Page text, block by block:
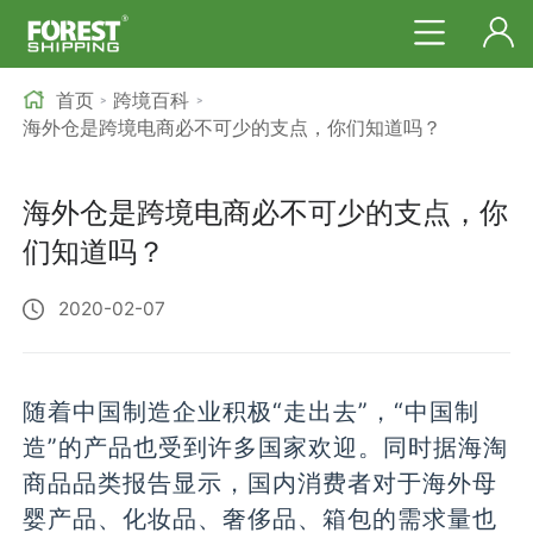
首页 > 跨境百科 >
海外仓是跨境电商必不可少的支点，你们知道吗？
海外仓是跨境电商必不可少的支点，你
们知道吗？
2020-02-07
随着中国制造企业积极“走出去”，“中国制
造”的产品也受到许多国家欢迎。同时据海淘
商品品类报告显示，国内消费者对于海外母
婴产品、化妆品、奢侈品、箱包的需求量也